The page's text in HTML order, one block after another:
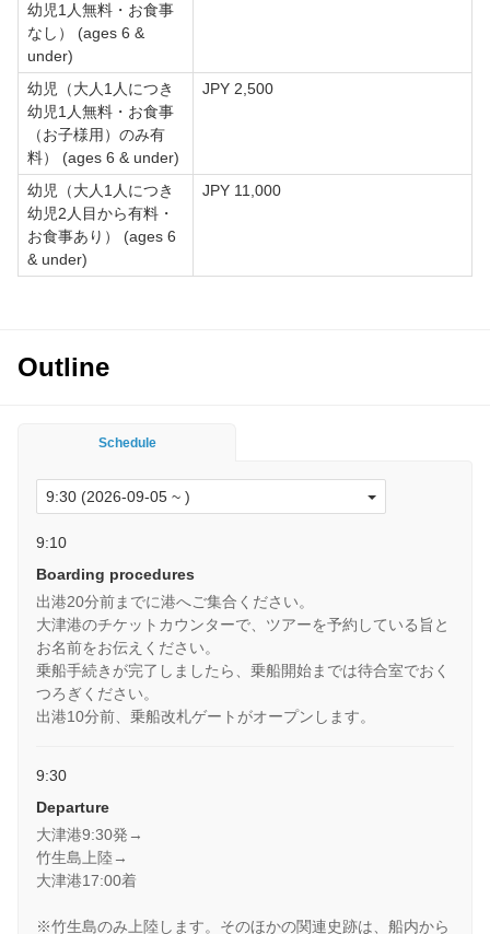
幼児1人無料・お食事
なし） (ages 6 &
under)
幼児（大人1人につき
幼児1人無料・お食事
（お子様用）のみ有
料） (ages 6 & under)
JPY 2,500
幼児（大人1人につき
幼児2人目から有料・
お食事あり） (ages 6
& under)
JPY 11,000
Outline
Schedule
9:10
Boarding procedures
出港20分前までに港へご集合ください。
大津港のチケットカウンターで、ツアーを予約している旨と
お名前をお伝えください。
乗船手続きが完了しましたら、乗船開始までは待合室でおく
つろぎください。
出港10分前、乗船改札ゲートがオープンします。
9:30
Departure
大津港9:30発→
竹生島上陸→
大津港17:00着
※竹生島のみ上陸します。そのほかの関連史跡は、船内から